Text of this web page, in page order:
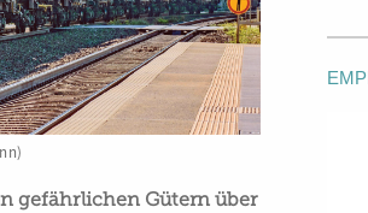
gefährlichen Gütern über